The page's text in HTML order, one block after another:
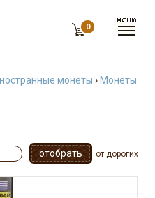
0
монеты › Монеты.
от дорогих